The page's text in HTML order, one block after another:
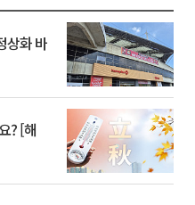
상화 바
? [해